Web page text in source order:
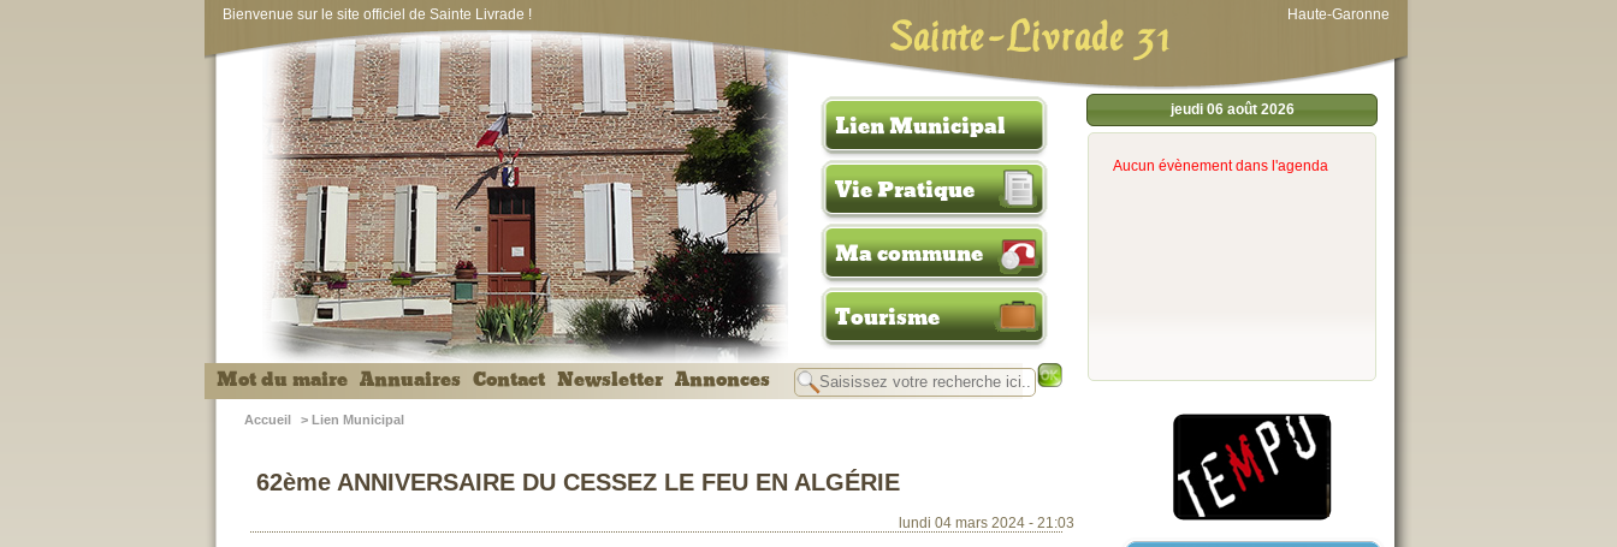
Bienvenue sur le site officiel de Sainte Livrade ! Sainte-Livrade 31 Haute-Garonne
Mot du maire Annuaires Contact Newsletter Annonces
Lien Municipal
Vie Pratique
Ma commune
Tourisme
jeudi 06 août 2026
Aucun évènement dans l'agenda
Accueil > Lien Municipal
62ème ANNIVERSAIRE DU CESSEZ LE FEU EN ALGÉRIE
lundi 04 mars 2024 - 21:03